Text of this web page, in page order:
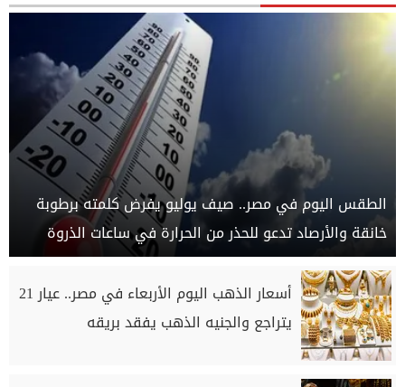
الطقس اليوم في مصر.. صيف يوليو يفرض كلمته برطوبة
خانقة والأرصاد تدعو للحذر من الحرارة في ساعات الذروة
أسعار الذهب اليوم الأربعاء في مصر.. عيار 21
يتراجع والجنيه الذهب يفقد بريقه